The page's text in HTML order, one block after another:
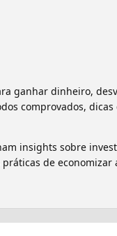
ganhar dinheiro,
comprovados,
insights sobre
de